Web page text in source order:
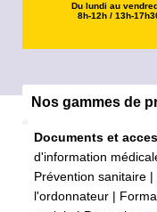
Du lundi au
8h-12h / 13h-
Nos gammes de
Documents et
d'information
Prévention sanitaire
l'ordonnateur